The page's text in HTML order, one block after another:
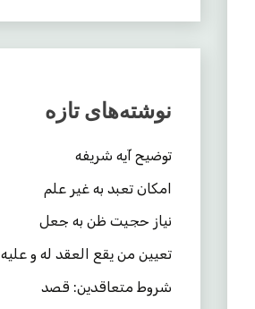
نوشته‌های تازه
توضیح آیه شریفه
امکان تعبد به غیر علم
نیاز حجیت ظن به جعل
تعیین من یقع العقد له و علیه
شروط متعاقدین: قصد